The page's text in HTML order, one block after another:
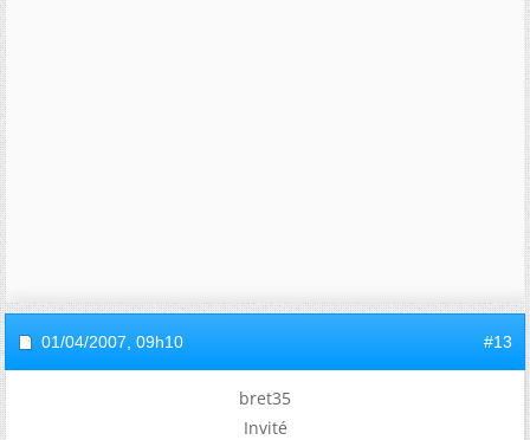
01/04/2007, 09h10 #13
bret35
Invité